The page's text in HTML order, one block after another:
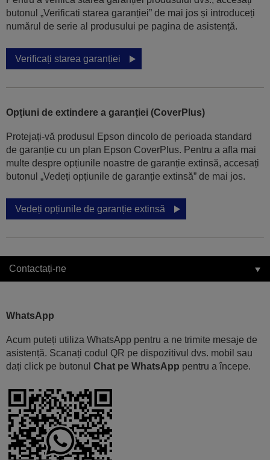
butonul „Verificati starea garanției” de mai jos și introduceți
numărul de serie al produsului pe pagina de asistență.
Verificați starea garanției
Opțiuni de extindere a garanției (CoverPlus)
Protejați-vă produsul Epson dincolo de perioada standard
de garanție cu un plan Epson CoverPlus. Pentru a afla mai
multe despre opțiunile noastre de garanție extinsă, accesați
butonul „Vedeți opțiunile de garanție extinsă” de mai jos.
Vedeți opțiunile de garanție extinsă
Contactați-ne
WhatsApp
Acum puteți utiliza WhatsApp pentru a ne trimite mesaje de
asistență. Scanați codul QR pe dispozitivul dvs. mobil sau
dați click pe butonul Chat pe WhatsApp pentru a începe.